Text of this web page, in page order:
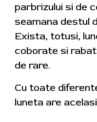
parbrizului si de
seamana destul
Exista, totusi,
coborate si
de rare.
Cu toate
luneta are